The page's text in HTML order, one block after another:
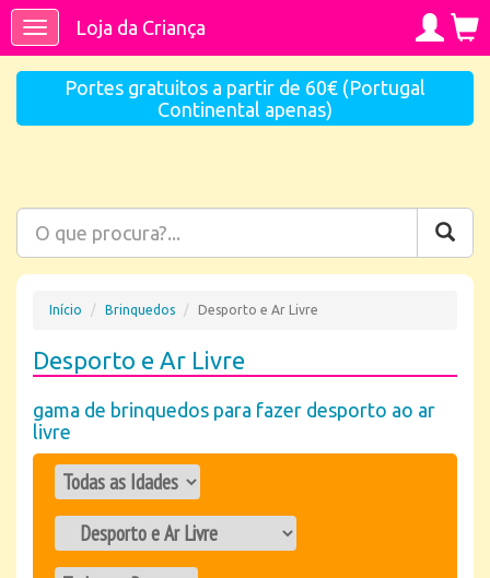
ToggleLoja da Criança
Portes gratuitos a partir de 60€ (Portugal
Continental apenas)
Início Brinquedos Desporto e Ar Livre
Desporto e Ar Livre
gama de brinquedos para fazer desporto ao ar
livre